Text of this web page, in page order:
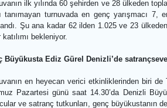
Geçtiğimiz yıl 1 milyon TL ödül
Pamukkale Açık Satranç Turnuvası,
Turnuvanın ilk yılında 60 şehirden ve 28
sınırı tanımayan turnuvada en genç
açıklandı. Şu ana kadar 62 ilden 1.025 ve